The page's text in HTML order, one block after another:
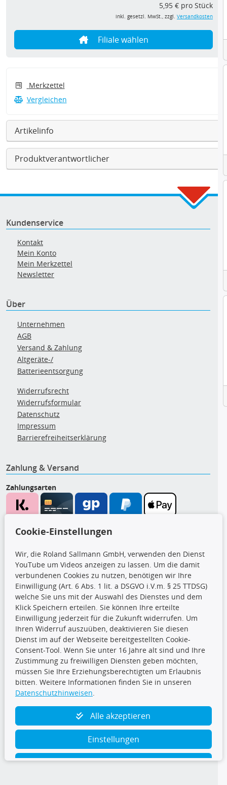
5,95 € pro Stück
inkl. gesetzl. MwSt., zzgl. Versandkosten
Filiale wählen
Merkzettel
Vergleichen
Artikelinfo
Produktverantwortlicher
Kundenservice
Kontakt
Mein Konto
Mein Merkzettel
Newsletter
Über
Unternehmen
AGB
Versand & Zahlung
Altgeräte-/
Batterieentsorgung
Widerrufsrecht
Widerrufsformular
Datenschutz
Impressum
Barrierefreiheitserklärung
Zahlung & Versand
Zahlungsarten
CARAT Gruppe
Folge uns
TecDoc Inside
Cookie-Einstellungen
Wir, die Roland Sallmann GmbH, verwenden den Dienst
YouTube um Videos anzeigen zu lassen. Um die damit
verbundenen Cookies zu nutzen, benötigen wir Ihre
Einwilligung (Art. 6 Abs. 1 lit. a DSGVO i.V.m. § 25 TTDSG)
welche Sie uns mit der Auswahl des Dienstes und dem
Klick Speichern erteilen. Sie können Ihre erteilte
Einwilligung jederzeit für die Zukunft widerrufen. Um
Ihren Widerruf auszuüben, deaktivieren Sie diesen
Dienst im auf der Webseite bereitgestellten Cookie-
Consent-Tool. Wenn Sie unter 16 Jahre alt sind und Ihre
Zustimmung zu freiwilligen Diensten geben möchten,
müssen Sie Ihre Erziehungsberechtigten um Erlaubnis
bitten. Weitere Informationen finden Sie in unseren
Datenschutzhinweisen.
Alle akzeptieren
Einstellungen
Ablehnen